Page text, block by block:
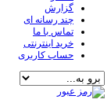
گزارش
چند رسانه ای
تماس با ما
خرید اینترنتی
حساب کاربری